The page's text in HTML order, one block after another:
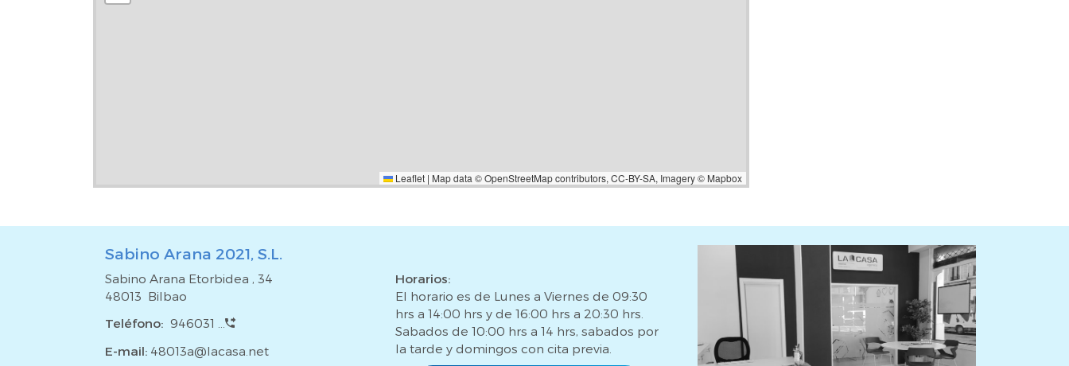
Leaflet | Map data ©OpenStreetMapcontributors, CC-BY-SA, Imagery © Mapbox
Sabino Arana 2021, S.L.
Sabino Arana Etorbidea , 34
48013 Bilbao
Teléfono: 946031 ...
E-mail: 48013a@lacasa.net
Horarios:
El horario es de Lunes a Viernes de 09:30
hrs a 14:00 hrs y de 16:00 hrs a 20:30 hrs.
Sabados de 10:00 hrs a 14 hrs, sabados por
la tarde y domingos con cita previa.